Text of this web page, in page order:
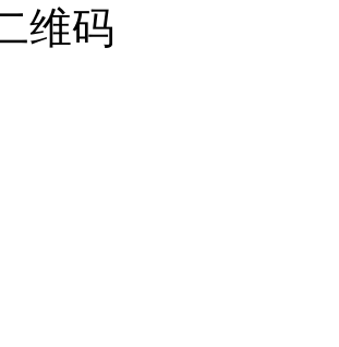
维码